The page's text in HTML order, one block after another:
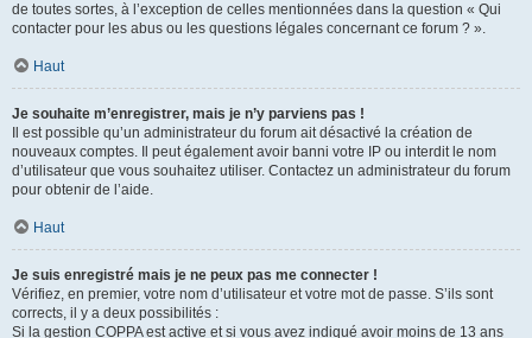
de toutes sortes, à l’exception de celles mentionnées dans la question « Qui
contacter pour les abus ou les questions légales concernant ce forum ? ».
Haut
Je souhaite m’enregistrer, mais je n’y parviens pas !
Il est possible qu’un administrateur du forum ait désactivé la création de
nouveaux comptes. Il peut également avoir banni votre IP ou interdit le nom
d’utilisateur que vous souhaitez utiliser. Contactez un administrateur du forum
pour obtenir de l’aide.
Haut
Je suis enregistré mais je ne peux pas me connecter !
Vérifiez, en premier, votre nom d’utilisateur et votre mot de passe. S’ils sont
corrects, il y a deux possibilités :
Si la gestion COPPA est active et si vous avez indiqué avoir moins de 13 ans